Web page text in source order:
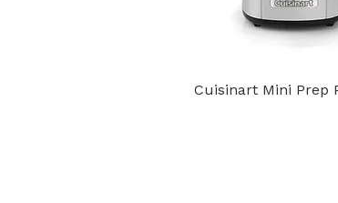
Cuisinart Mini Prep